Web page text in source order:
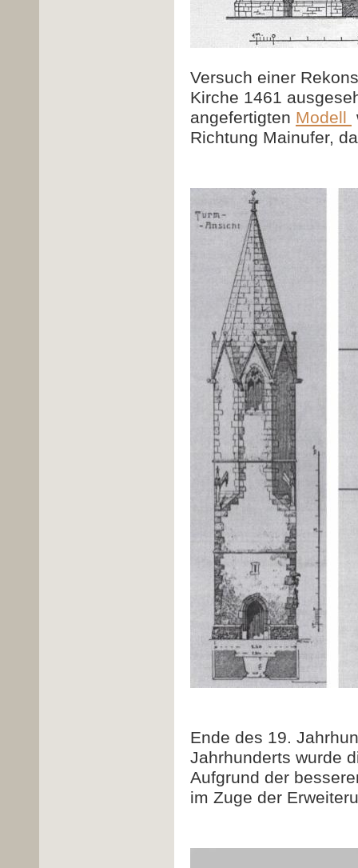
Versuch einer
Kirche 1461
angefertigten Modell
Richtung Mainufer,
Ende des 19.
Jahrhunderts wurde
Aufgrund der
im Zuge der